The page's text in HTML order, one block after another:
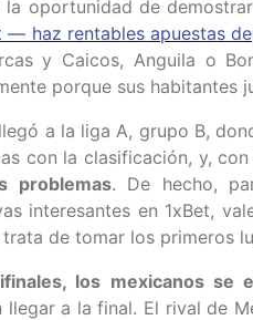
la oportunidad de
— haz rentables apuestas
y Caicos, Anguila o
porque sus habitantes
a la liga A, grupo B,
con la clasificación, y,
problemas. De hecho,
interesantes en 1xBet,
trata de tomar los primeros
los mexicanos se
llegar a la final. El rival de